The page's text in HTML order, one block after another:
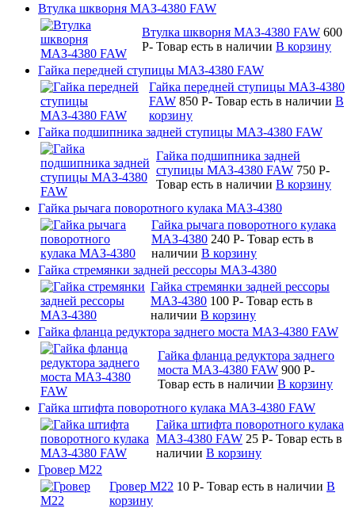
Втулка шкворня МАЗ-4380 FAW
Втулка шкворня МАЗ-4380 FAW 600
P- Товар есть в наличии В корзину
Гайка передней ступицы МАЗ-4380 FAW
Гайка передней ступицы МАЗ-4380
FAW 850 P- Товар есть в наличии В
корзину
Гайка подшипника задней ступицы МАЗ-4380 FAW
Гайка подшипника задней
ступицы МАЗ-4380 FAW 750 P-
Товар есть в наличии В корзину
Гайка рычага поворотного кулака МАЗ-4380
Гайка рычага поворотного кулака
МАЗ-4380 240 P- Товар есть в
наличии В корзину
Гайка стремянки задней рессоры МАЗ-4380
Гайка стремянки задней рессоры
МАЗ-4380 100 P- Товар есть в
наличии В корзину
Гайка фланца редуктора заднего моста МАЗ-4380 FAW
Гайка фланца редуктора заднего
моста МАЗ-4380 FAW 900 P-
Товар есть в наличии В корзину
Гайка штифта поворотного кулака МАЗ-4380 FAW
Гайка штифта поворотного кулака
МАЗ-4380 FAW 25 P- Товар есть в
наличии В корзину
Гровер М22
Гровер М22 10 P- Товар есть в наличии В
корзину